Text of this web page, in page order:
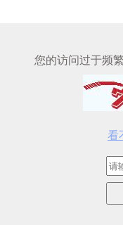
您的访问过于频
看